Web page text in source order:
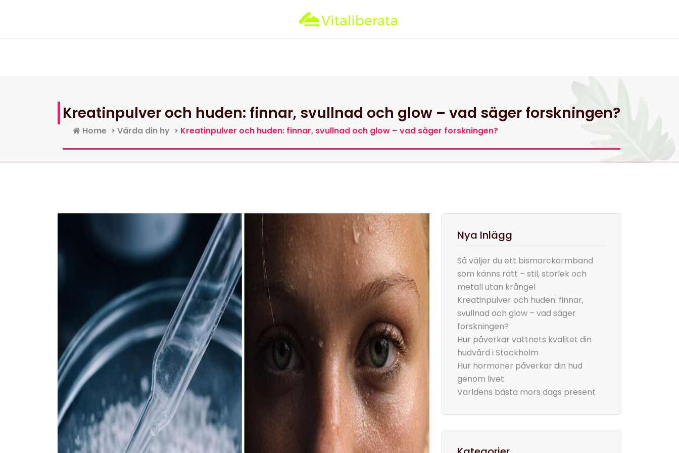
Kreatinpulver och huden: finnar, svullnad och glow – vad säger forskningen?
Home > Vårda din hy > Kreatinpulver och huden: finnar, svullnad och glow – vad säger forskningen?
Nya Inlägg
Så väljer du ett bismarckarmband
som känns rätt – stil, storlek och
metall utan krångel
Kreatinpulver och huden: finnar,
svullnad och glow – vad säger
forskningen?
Hur påverkar vattnets kvalitet din
hudvård i Stockholm
Hur hormoner påverkar din hud
genom livet
Världens bästa mors dags present